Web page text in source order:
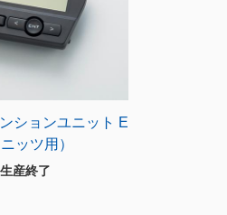
ションユニット E
ッツ用）
生産終了